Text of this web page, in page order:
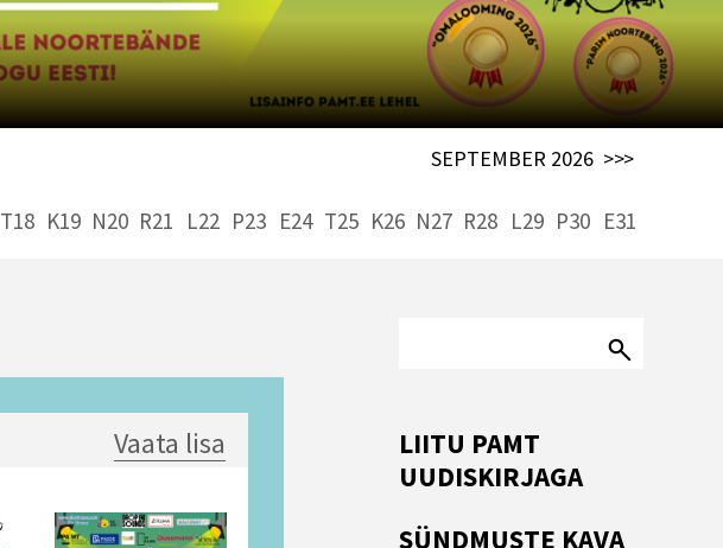
SEPTEMBER 2026 >>>
T18 K19 N20 R21 L22 P23 E24 T25 K26 N27 R28 L29 P30 E31
Vaata lisa
LIITU PAMT
UUDISKIRJAGA
SÜNDMUSTE KAVA